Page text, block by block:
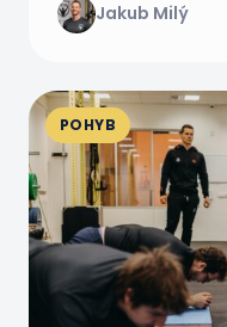
Jakub Milý
POHYB